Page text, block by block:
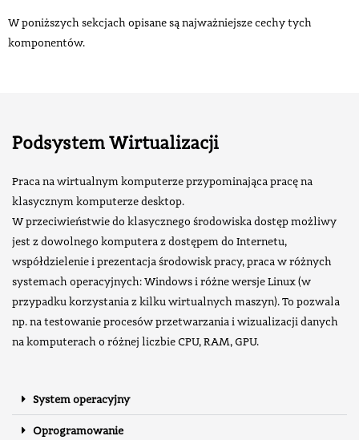
W poniższych sekcjach opisane są najważniejsze cechy tych
komponentów.
Podsystem Wirtualizacji
Praca na wirtualnym komputerze przypominająca pracę na
klasycznym komputerze desktop.
W przeciwieństwie do klasycznego środowiska dostęp możliwy
jest z dowolnego komputera z dostępem do Internetu,
współdzielenie i prezentacja środowisk pracy, praca w różnych
systemach operacyjnych: Windows i różne wersje Linux (w
przypadku korzystania z kilku wirtualnych maszyn). To pozwala
np. na testowanie procesów przetwarzania i wizualizacji danych
na komputerach o różnej liczbie CPU, RAM, GPU.
System operacyjny
Oprogramowanie